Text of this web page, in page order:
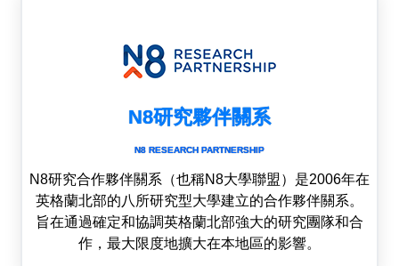
N8研究夥伴關系
N8 RESEARCH PARTNERSHIP
N8研究合作夥伴關系（也稱N8大學聯盟）是2006年在
英格蘭北部的八所研究型大學建立的合作夥伴關系。
旨在通過確定和協調英格蘭北部強大的研究團隊和合
作，最大限度地擴大在本地區的影響。